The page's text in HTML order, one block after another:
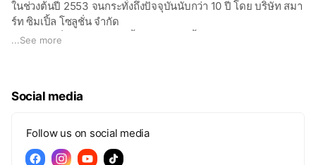
ในช่วงต้นปี 2553 จนกระทั่งถึงปัจจุบันนับกว่า 10 ปี โดย บริษัท สมา
ร์ท ซิมเปิ้ล โซลูชั่น จำกัด
เชิญพบได้ที่ร้าน B-Smart ทั้ง 2 สาขา ดังนี้
กับร้าน ZARA ตรงข้ามลานไอซ์สเก็ต The Rink เปิด 10:00 - 22:00
...See more
Social media
Follow us on social media